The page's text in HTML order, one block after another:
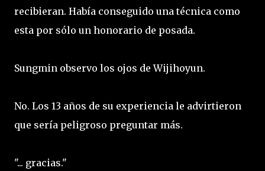
recibieran. Había conseguido una técnica como
esta por sólo un honorario de posada.
Sungmin observo los ojos de Wijihoyun.
No. Los 13 años de su experiencia le advirtieron
que sería peligroso preguntar más.
"... gracias."